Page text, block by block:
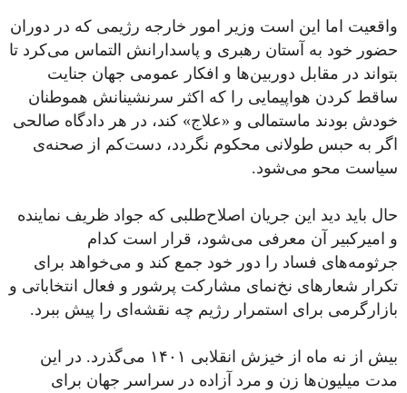
واقعیت اما این است وزیر امور خارجه رژیمی که در دوران
حضور خود به آستان رهبری و پاسدارانش التماس می‌کرد تا
بتواند در مقابل دوربین‌ها و افکار عمومی جهان جنایت
ساقط کردن هواپیمایی را که اکثر سرنشینانش هموطنان
خودش بودند ماستمالی و «علاج» کند، در هر دادگاه صالحی
اگر به حبس طولانی محکوم نگردد، دست‌کم از صحنه‌ی
سیاست محو می‌شود.
حال باید دید این جریان اصلاح‌طلبی که جواد ظریف نماینده
و امیرکبیر آن معرفی می‌شود، قرار است کدام
جرثومه‌های فساد را دور خود جمع کند و می‌‌خواهد برای
تکرار شعارهای نخ‌نمای مشارکت پرشور و فعال انتخاباتی و
بازارگرمی برای استمرار رژیم چه نقشه‌ای را پیش ببرد.
بیش از نه ماه از خیزش انقلابی ۱۴۰۱ می‌گذرد. در این
مدت میلیون‌ها زن و مرد آزاده در سراسر جهان برای